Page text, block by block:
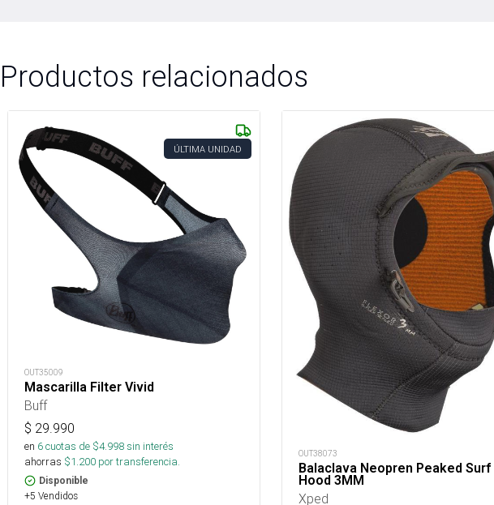
Productos relacionados
ÚLTIMA UNIDAD
OUT35009
Mascarilla Filter Vivid
Buff
$ 29.990
en 6cuotas de $4.998sin interés
ahorras $1.200 por transferencia.
Disponible
+5 Vendidos
OUT38073
Balaclava Neopren Peaked Surf
Hood 3MM
Xped